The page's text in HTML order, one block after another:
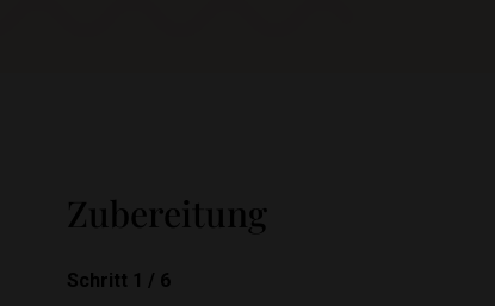
Zubereitung
Schritt 1 / 6